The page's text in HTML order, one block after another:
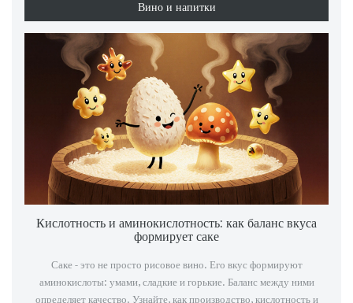
Вино и напитки
Кислотность и аминокислотность: как баланс вкуса
формирует саке
Саке - это не просто рисовое вино. Его вкус формируют
аминокислоты: умами, сладкие и горькие. Баланс между ними
определяет качество. Узнайте, как производство, кислотность и